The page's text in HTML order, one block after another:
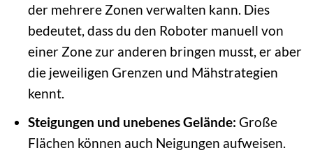
der mehrere Zonen verwalten kann. Dies
bedeutet, dass du den Roboter manuell von
einer Zone zur anderen bringen musst, er aber
die jeweiligen Grenzen und Mähstrategien
kennt.
Steigungen und unebenes Gelände: Große
Flächen können auch Neigungen aufweisen.